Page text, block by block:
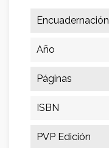
Encuadernación
Año
Páginas
ISBN
PVP Edición